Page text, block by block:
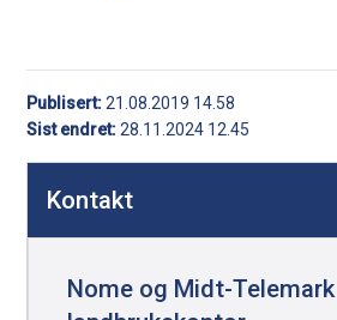
Publisert 21.08.2019 14.58
Sist endret 28.11.2024 12.45
l
Kontakt
Nome og Midt-Telemark